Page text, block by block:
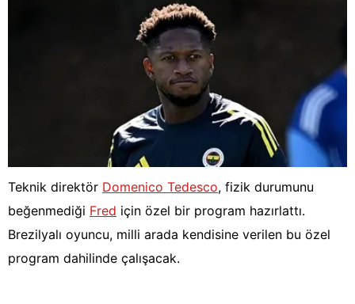
Teknik direktör Domenico Tedesco, fizik durumunu
beğenmediği Fred için özel bir program hazırlattı.
Brezilyalı oyuncu, milli arada kendisine verilen bu özel
program dahilinde çalışacak.